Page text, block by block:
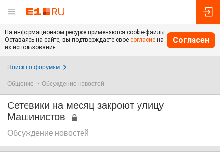
На информационном ресурсе применяются cookie-файлы.
Оставаясь на сайте, вы подтверждаете свое согласие на
их использование.
Согласен
Поиск по форумам
Общение Обсуждение новостей
Сетевики на месяц закроют улицу
Машинистов
Обсуждение новостей